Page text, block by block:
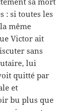
: si toutes les
même
Victor ait
sans
lui
quitté par
et
bu plus que